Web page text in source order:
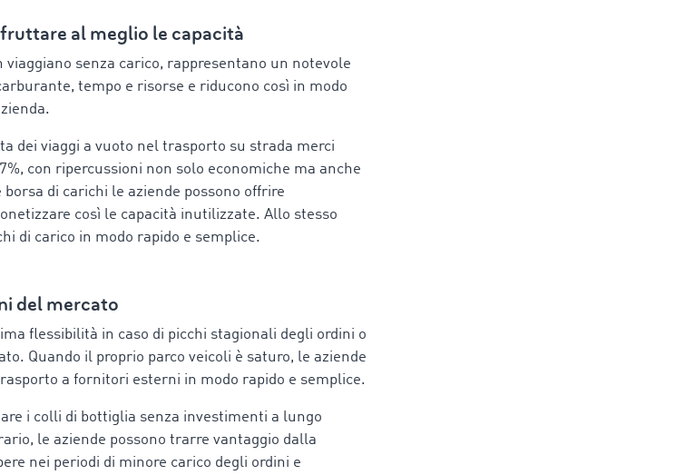
al meglio le capacità
viaggiano senza carico, rappresentano un notevole
tempo e risorse e riducono così in modo
dei viaggi a vuoto nel trasporto su strada merci
con ripercussioni non solo economiche ma anche
di carichi le aziende possono offrire
così le capacità inutilizzate. Allo stesso
di carico in modo rapido e semplice.
del mercato
flessibilità in caso di picchi stagionali degli ordini o
Quando il proprio parco veicoli è saturo, le aziende
a fornitori esterni in modo rapido e semplice.
i colli di bottiglia senza investimenti a lungo
le aziende possono trarre vantaggio dalla
nei periodi di minore carico degli ordini e